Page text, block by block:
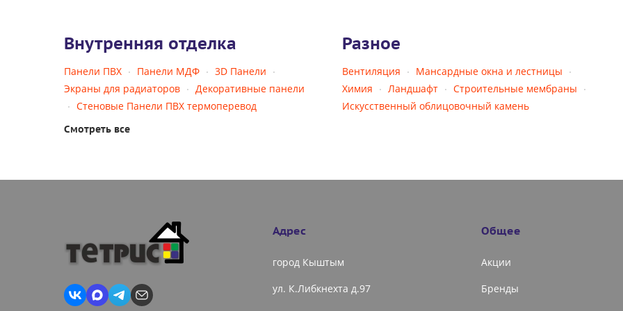
Внутренняя отделка
Панели ПВХ Панели МДФ
3D Панели
Экраны для радиаторов
Декоративные панели
Стеновые Панели ПВХ термоперевод
Смотреть все
Разное
Вентиляция
Мансардные окна и лестницы
Химия
Ландшафт
Строительные мембраны
Искусственный облицовочный камень
Адрес
город Кыштым
ул. К.Либкнехта д.97
Общее
Акции
Бренды